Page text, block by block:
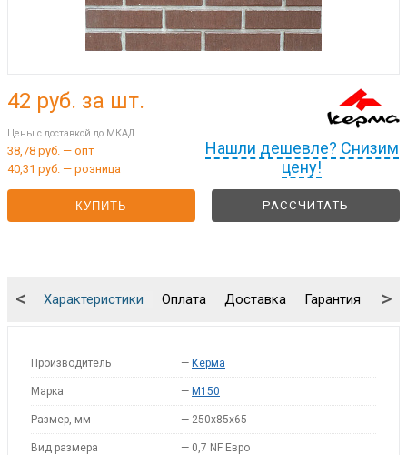
Нашли дешевле? Снизим
цену!
42 руб. за шт.
Цены с доставкой до МКАД
38,78 руб. — опт
40,31 руб. — розница
КУПИТЬ РАССЧИТАТЬ
Характеристики Оплата Доставка Гарантия
< >
Производитель — Керма
Марка — M150
Размер, мм — 250х85х65
Вид размера — 0,7 NF Евро